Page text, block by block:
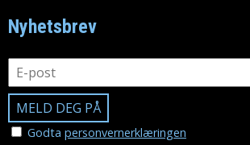
Nyhetsbrev
Godta personvernerklæringen